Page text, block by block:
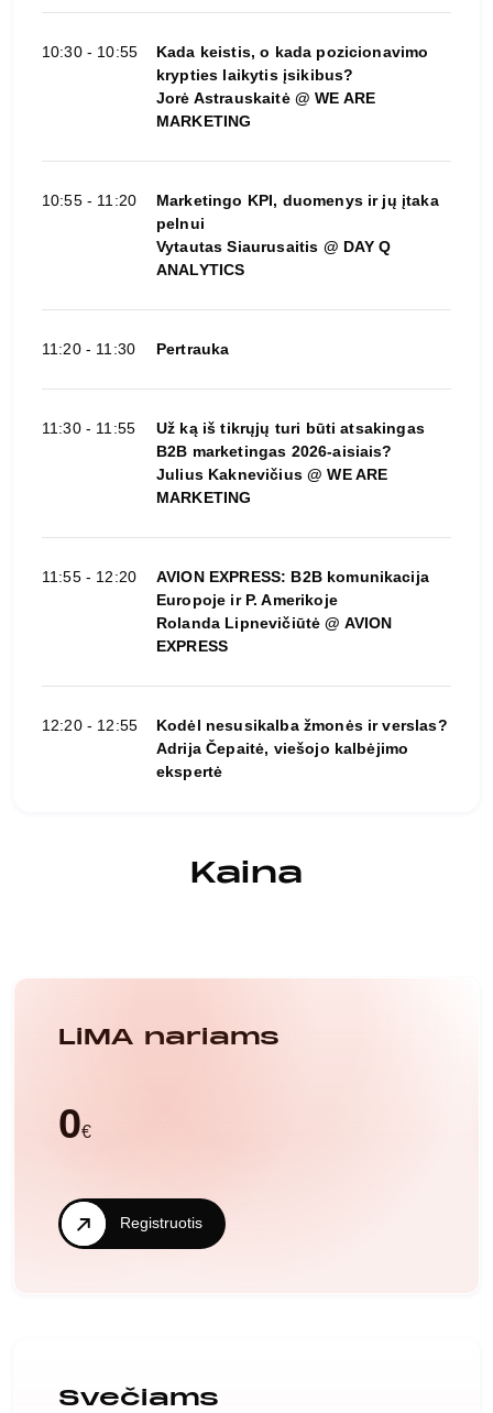
10:30 - 10:55
Kada keistis, o kada pozicionavimo
krypties laikytis įsikibus?
Jorė Astrauskaitė @ WE ARE
MARKETING
10:55 - 11:20
Marketingo KPI, duomenys ir jų įtaka
pelnui
Vytautas Siaurusaitis @ DAY Q
ANALYTICS
11:20 - 11:30 Pertrauka
11:30 - 11:55
Už ką iš tikrųjų turi būti atsakingas
B2B marketingas 2026-aisiais?
Julius Kaknevičius @ WE ARE
MARKETING
11:55 - 12:20
AVION EXPRESS: B2B komunikacija
Europoje ir P. Amerikoje
Rolanda Lipnevičiūtė @ AVION
EXPRESS
12:20 - 12:55
Kodėl nesusikalba žmonės ir verslas?
Adrija Čepaitė, viešojo kalbėjimo
ekspertė
Kaina
LiMA nariams
0€
Registruotis
Svečiams